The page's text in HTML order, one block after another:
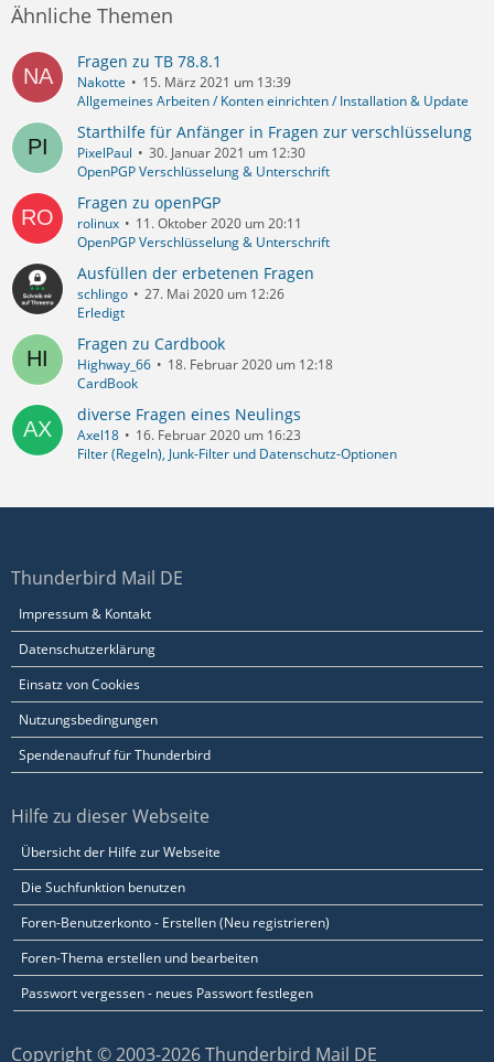
Ähnliche Themen
Fragen zu TB 78.8.1
Nakotte
15. März 2021 um 13:39
Allgemeines Arbeiten / Konten einrichten / Installation & Update
Starthilfe für Anfänger in Fragen zur verschlüsselung
PixelPaul
30. Januar 2021 um 12:30
OpenPGP Verschlüsselung & Unterschrift
Fragen zu openPGP
rolinux
11. Oktober 2020 um 20:11
OpenPGP Verschlüsselung & Unterschrift
Ausfüllen der erbetenen Fragen
schlingo
27. Mai 2020 um 12:26
Erledigt
Fragen zu Cardbook
Highway_66
18. Februar 2020 um 12:18
CardBook
diverse Fragen eines Neulings
Axel18
16. Februar 2020 um 16:23
Filter (Regeln), Junk-Filter und Datenschutz-Optionen
Thunderbird Mail DE
Impressum & Kontakt
Datenschutzerklärung
Einsatz von Cookies
Nutzungsbedingungen
Spendenaufruf für Thunderbird
Hilfe zu dieser Webseite
Übersicht der Hilfe zur Webseite
Die Suchfunktion benutzen
Foren-Benutzerkonto - Erstellen (Neu registrieren)
Foren-Thema erstellen und bearbeiten
Passwort vergessen - neues Passwort festlegen
Copyright © 2003-2026 Thunderbird Mail DE